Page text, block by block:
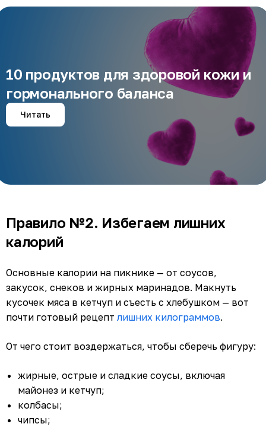
10 продуктов для здоровой кожи и
гормонального баланса
Читать
Правило №2. Избегаем лишних
калорий
Основные калории на пикнике — от соусов,
закусок, снеков и жирных маринадов. Макнуть
кусочек мяса в кетчуп и съесть с хлебушком — вот
почти готовый рецепт лишних килограммов.
От чего стоит воздержаться, чтобы сберечь фигуру:
жирные, острые и сладкие соусы, включая
майонез и кетчуп;
колбасы;
чипсы;